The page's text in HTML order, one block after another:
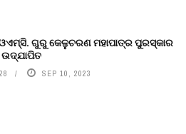
ଗୁରୁ କେଳୁଚରଣ ମହାପାତ୍ର ପୁରସ୍କାର
SEP 10, 2023